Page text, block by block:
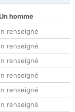
homme
renseigné
renseigné
renseigné
renseigné
renseigné
renseigné